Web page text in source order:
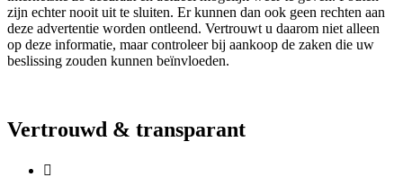
zijn echter nooit uit te sluiten. Er kunnen dan ook geen rechten aan
deze advertentie worden ontleend. Vertrouwt u daarom niet alleen
op deze informatie, maar controleer bij aankoop de zaken die uw
beslissing zouden kunnen beïnvloeden.
Vertrouwd & transparant